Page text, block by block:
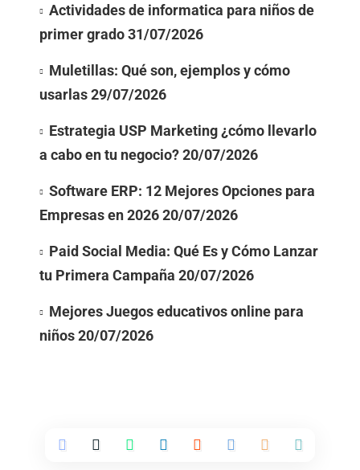
Actividades de informatica para niños de
primer grado31/07/2026
Muletillas: Qué son, ejemplos y cómo
usarlas29/07/2026
Estrategia USP Marketing ¿cómo llevarlo
a cabo en tu negocio?20/07/2026
Software ERP: 12 Mejores Opciones para
Empresas en 202620/07/2026
Paid Social Media: Qué Es y Cómo Lanzar
tu Primera Campaña 20/07/2026
Mejores Juegos educativos online para
niños20/07/2026